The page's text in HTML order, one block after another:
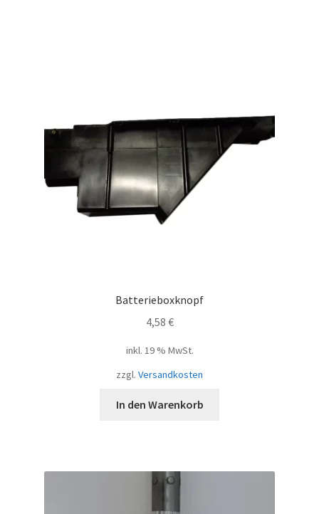
Batterieboxknopf
4,58 €
inkl. 19 % MwSt.
zzgl. Versandkosten
In den Warenkorb